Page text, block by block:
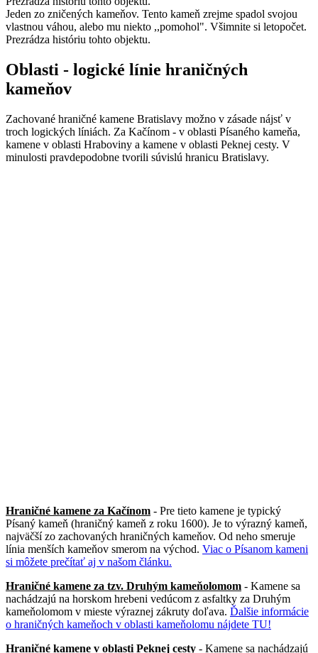
Jeden zo zničených kameňov. Tento kameň zrejme spadol svojou
vlastnou váhou, alebo mu niekto ,,pomohol". Všimnite si letopočet.
Prezrádza históriu tohto objektu.
Oblasti - logické línie hraničných
kameňov
Zachované hraničné kamene Bratislavy možno v zásade nájsť v
troch logických líniách. Za Kačínom - v oblasti Písaného kameňa,
kamene v oblasti Hraboviny a kamene v oblasti Peknej cesty. V
minulosti pravdepodobne tvorili súvislú hranicu Bratislavy.
Hraničné kamene za Kačínom - Pre tieto kamene je typický
Písaný kameň (hraničný kameň z roku 1600). Je to výrazný kameň,
najväčší zo zachovaných hraničných kameňov. Od neho smeruje
línia menších kameňov smerom na východ. Viac o Písanom kameni
si môžete prečítať aj v našom článku.
Hraničné kamene za tzv. Druhým kameňolomom - Kamene sa
nachádzajú na horskom hrebeni vedúcom z asfaltky za Druhým
kameňolomom v mieste výraznej zákruty doľava. Ďalšie informácie
o hraničných kameňoch v oblasti kameňolomu nájdete TU!
Hraničné kamene v oblasti Peknej cesty - Kamene sa nachádzajú